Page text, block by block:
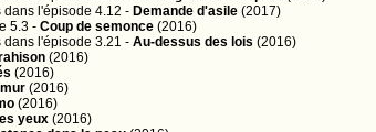
dans l'épisode 4.12 - Demande d'asile (2017)
5.3 - Coup de semonce (2016)
dans l'épisode 3.21 - Au-dessus des lois (2016)
(2016)
(2016)
(2016)
(2016)
yeux (2016)